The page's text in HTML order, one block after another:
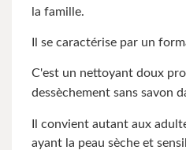
la famille.
Il se caractérise par un
C'est un nettoyant doux
dessèchement sans savon
Il convient autant aux
ayant la peau sèche et